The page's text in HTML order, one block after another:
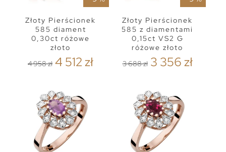
Złoty Pierścionek
585 diament
0,30ct różowe
złoto
4 958 zł 4 512 zł
Złoty Pierścionek
585 z diamentami
0,15ct VS2 G
różowe złoto
3 688 zł 3 356 zł